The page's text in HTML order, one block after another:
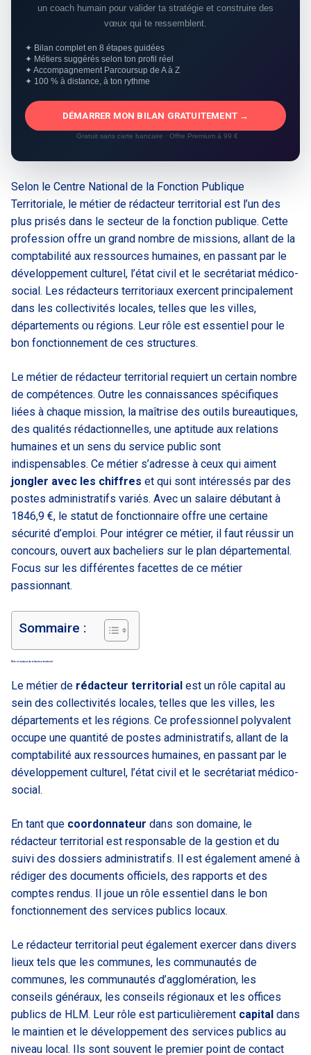
un coach humain pour valider ta stratégie et construire des
vœux qui te ressemblent.
✦ Bilan complet en 8 étapes guidées
✦ Métiers suggérés selon ton profil réel
✦ Accompagnement Parcoursup de A à Z
✦ 100 % à distance, à ton rythme
DÉMARRER MON BILAN GRATUITEMENT →
Gratuit sans carte bancaire · Offre Premium à 99 €
Selon le Centre National de la Fonction Publique
Territoriale, le métier de rédacteur territorial est l’un des
plus prisés dans le secteur de la fonction publique. Cette
profession offre un grand nombre de missions, allant de la
comptabilité aux ressources humaines, en passant par le
développement culturel, l’état civil et le secrétariat médico-
social. Les rédacteurs territoriaux exercent principalement
dans les collectivités locales, telles que les villes,
départements ou régions. Leur rôle est essentiel pour le
bon fonctionnement de ces structures.
Le métier de rédacteur territorial requiert un certain nombre
de compétences. Outre les connaissances spécifiques
liées à chaque mission, la maîtrise des outils bureautiques,
des qualités rédactionnelles, une aptitude aux relations
humaines et un sens du service public sont
indispensables. Ce métier s’adresse à ceux qui aiment
jongler avec les chiffres et qui sont intéressés par des
postes administratifs variés. Avec un salaire débutant à
1846,9 €, le statut de fonctionnaire offre une certaine
sécurité d’emploi. Pour intégrer ce métier, il faut réussir un
concours, ouvert aux bacheliers sur le plan départemental.
Focus sur les différentes facettes de ce métier
passionnant.
Sommaire :
Rôle et missions du rédacteur territorial
Le métier de rédacteur territorial est un rôle capital au
sein des collectivités locales, telles que les villes, les
départements et les régions. Ce professionnel polyvalent
occupe une quantité de postes administratifs, allant de la
comptabilité aux ressources humaines, en passant par le
développement culturel, l’état civil et le secrétariat médico-
social.
En tant que coordonnateur dans son domaine, le
rédacteur territorial est responsable de la gestion et du
suivi des dossiers administratifs. Il est également amené à
rédiger des documents officiels, des rapports et des
comptes rendus. Il joue un rôle essentiel dans le bon
fonctionnement des services publics locaux.
Le rédacteur territorial peut également exercer dans divers
lieux tels que les communes, les communautés de
communes, les communautés d’agglomération, les
conseils généraux, les conseils régionaux et les offices
publics de HLM. Leur rôle est particulièrement capital dans
le maintien et le développement des services publics au
niveau local. Ils sont souvent le premier point de contact